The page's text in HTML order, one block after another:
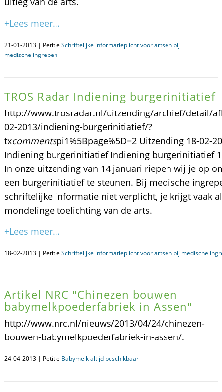
+Lees meer...
21-01-2013 | Petitie Schriftelijke informatieplicht voor artsen bij
medische ingrepen
TROS Radar Indiening burgerinitiatief
http://www.trosradar.nl/uitzending/archief/detail/
02-2013/indiening-burgerinitiatief/?
txcommentspi1%5Bpage%5D=2 Uitzending 18-02-
Indiening burgerinitiatief Indiening burgerinitiatief
In onze uitzending van 14 januari riepen wij je op
een burgerinitiatief te steunen. Bij medische
schriftelijke informatie niet verplicht, je krijgt vaak
mondelinge toelichting van de arts.
+Lees meer...
18-02-2013 | Petitie Schriftelijke informatieplicht voor artsen bij medische
Artikel NRC "Chinezen bouwen
babymelkpoederfabriek in Assen"
http://www.nrc.nl/nieuws/2013/04/24/chinezen-
bouwen-babymelkpoederfabriek-in-assen/.
24-04-2013 | Petitie Babymelk altijd beschikbaar